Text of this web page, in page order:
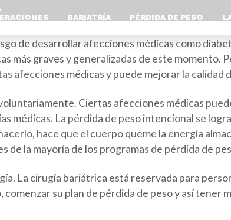
BARIATRÍA PÉRDIDA DE PESO
de desarrollar afecciones médicas como
más graves y generalizadas de este momento.
afecciones médicas y puede mejorar la calidad
Ciertas afecciones médicas
médicas. La pérdida de peso intencional se
hace que el cuerpo queme la energía
de la mayoría de los programas de pérdida de
La cirugía bariátrica está reservada para
su plan de pérdida de peso y así tener